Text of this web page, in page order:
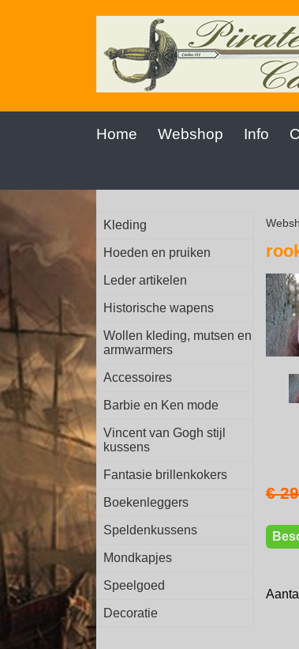
Home Webshop Info
Kleding
Hoeden en pruiken
Leder artikelen
Historische wapens
Wollen kleding, mutsen en
armwarmers
Accessoires
Barbie en Ken mode
Vincent van Gogh stijl
kussens
Fantasie brillenkokers
Boekenleggers
Speldenkussens
Mondkapjes
Speelgoed
Decoratie
€
Aantal